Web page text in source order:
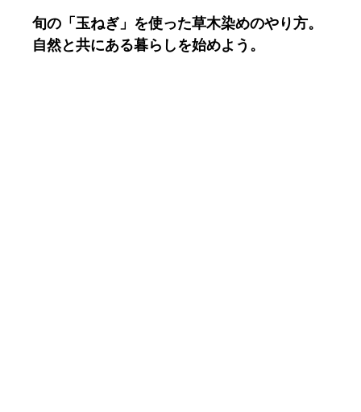
旬の「玉ねぎ」を使った草木染めのやり方。
自然と共にある暮らしを始めよう。